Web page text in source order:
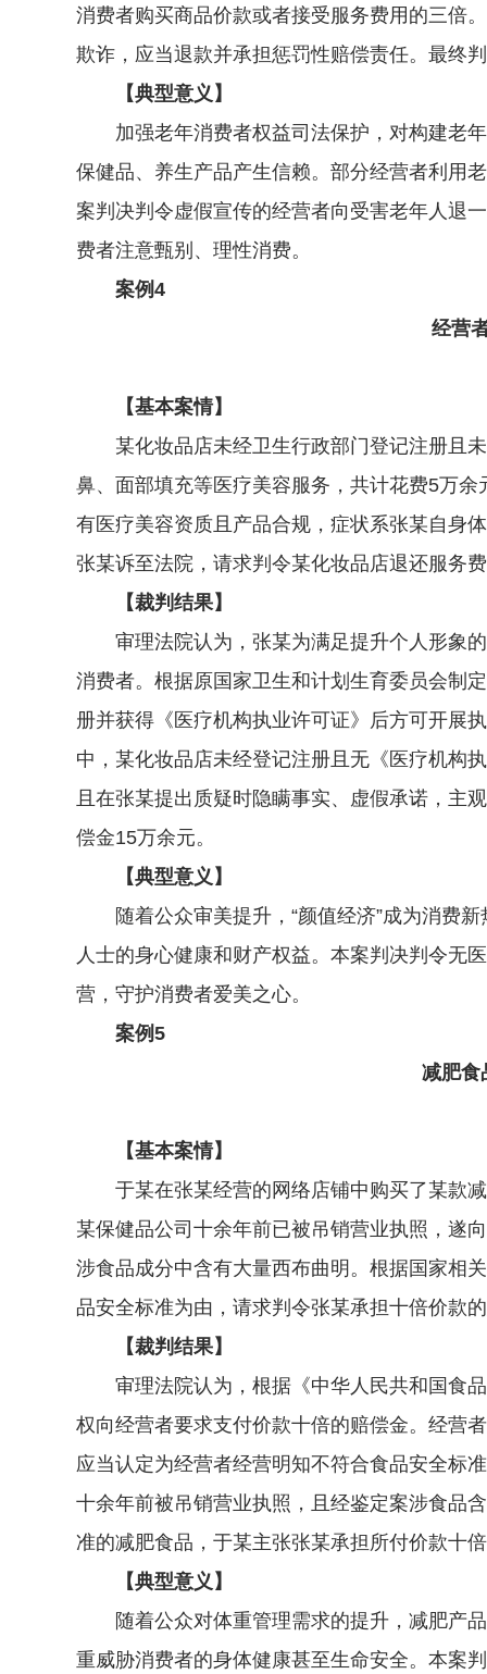
消费者购买商品价款或者接受服务费用的三倍
欺诈，应当退款并承担惩罚性赔偿责任。最终
【典型意义】
加强老年消费者权益司法保护，对构建老年
保健品、养生产品产生信赖。部分经营者利用
案判决判令虚假宣传的经营者向受害老年人退
费者注意甄别、理性消费。
案例4
经营
【基本案情】
某化妆品店未经卫生行政部门登记注册且未
鼻、面部填充等医疗美容服务，共计花费5万
有医疗美容资质且产品合规，症状系张某自身
张某诉至法院，请求判令某化妆品店退还服务
【裁判结果】
审理法院认为，张某为满足提升个人形象的
消费者。根据原国家卫生和计划生育委员会制
册并获得《医疗机构执业许可证》后方可开展
中，某化妆品店未经登记注册且无《医疗机构
且在张某提出质疑时隐瞒事实、虚假承诺，主
偿金15万余元。
【典型意义】
随着公众审美提升，“颜值经济”成为消费新
人士的身心健康和财产权益。本案判决判令无
营，守护消费者爱美之心。
案例5
减肥食
【基本案情】
于某在张某经营的网络店铺中购买了某款减
某保健品公司十余年前已被吊销营业执照，遂
涉食品成分中含有大量西布曲明。根据国家相
品安全标准为由，请求判令张某承担十倍价款
【裁判结果】
审理法院认为，根据《中华人民共和国食品
权向经营者要求支付价款十倍的赔偿金。经营
应当认定为经营者经营明知不符合食品安全标
十余年前被吊销营业执照，且经鉴定案涉食品
准的减肥食品，于某主张张某承担所付价款十
【典型意义】
随着公众对体重管理需求的提升，减肥产品
重威胁消费者的身体健康甚至生命安全。本案